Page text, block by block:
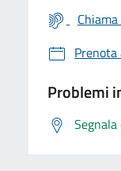
Problemi